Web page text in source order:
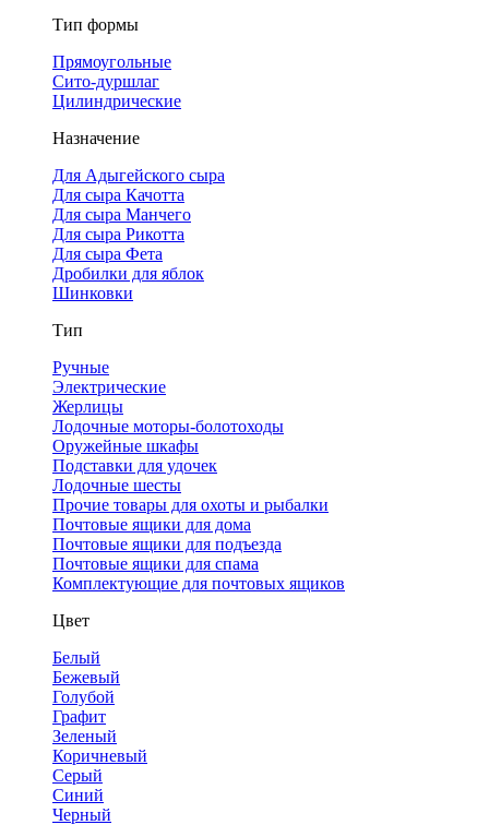
Тип формы
Прямоугольные
Сито-дуршлаг
Цилиндрические
Назначение
Для Адыгейского сыра
Для сыра Качотта
Для сыра Манчего
Для сыра Рикотта
Для сыра Фета
Дробилки для яблок
Шинковки
Тип
Ручные
Электрические
Жерлицы
Лодочные моторы-болотоходы
Оружейные шкафы
Подставки для удочек
Лодочные шесты
Прочие товары для охоты и рыбалки
Почтовые ящики для дома
Почтовые ящики для подъезда
Почтовые ящики для спама
Комплектующие для почтовых ящиков
Цвет
Белый
Бежевый
Голубой
Графит
Зеленый
Коричневый
Серый
Синий
Черный